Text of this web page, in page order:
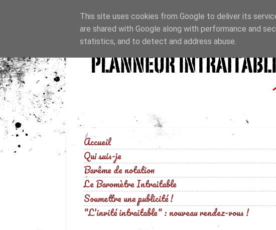
Accueil
Qui suis-je
Barême de notation
Le Baromètre Intraitable
Soumettre une publicité !
"L'invité intraitable" : nouveau rendez-vous !
This site uses cookies from Google to deliver its
are shared with Google along with performance and
statistics, and to detect and address abuse.